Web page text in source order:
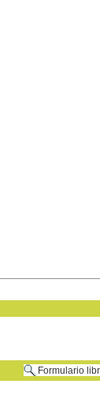
Formulario